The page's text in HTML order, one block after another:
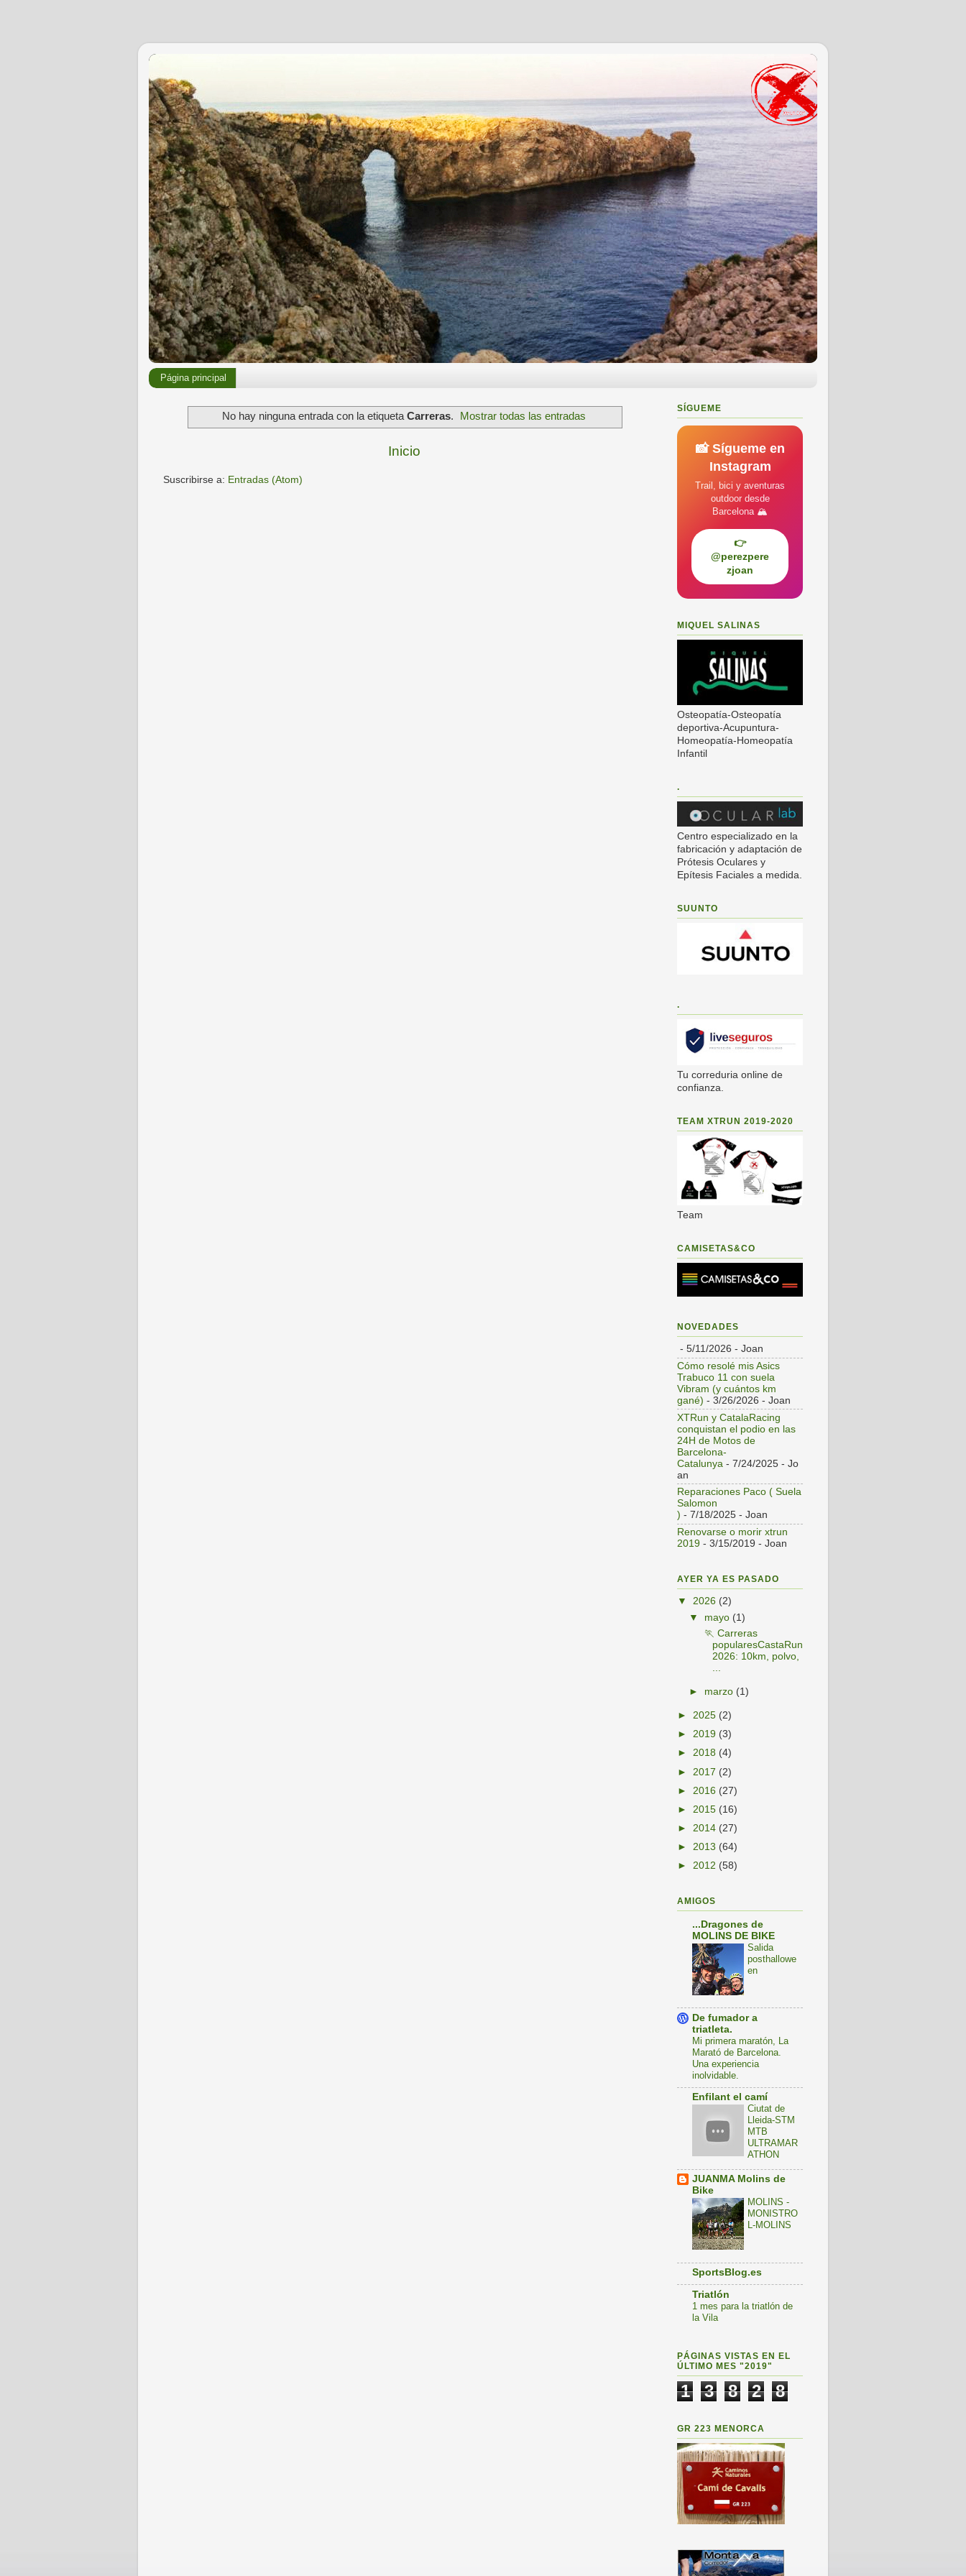
Página principal
No hay ninguna entrada con la etiquetaCarreras. Mostrar todas las entradas
Inicio
Suscribirse a: Entradas (Atom)
SÍGUEME
📸 Sígueme en
Instagram
Trail, bici y aventuras
outdoor desde
Barcelona 🏔️
👉
@perezpere
zjoan
MIQUEL SALINAS
Osteopatía-Osteopatía
deportiva-Acupuntura-
Homeopatía-Homeopatía
Infantil
.
Centro especializado en la
fabricación y adaptación de
Prótesis Oculares y
Epítesis Faciales a medida.
SUUNTO
.
Tu correduria online de
confianza.
TEAM XTRUN 2019-2020
Team
CAMISETAS&CO
NOVEDADES
- 5/11/2026 - Joan
Cómo resolé mis Asics
Trabuco 11 con suela
Vibram (y cuántos km
gané) - 3/26/2026 - Joan
XTRun y CatalaRacing
conquistan el podio en las
24H de Motos de
Barcelona-
Catalunya - 7/24/2025 - Jo
an
Reparaciones Paco ( Suela
Salomon
) - 7/18/2025 - Joan
Renovarse o morir xtrun
2019 - 3/15/2019 - Joan
AYER YA ES PASADO
▼ 2026 (2)
▼ mayo (1)
🏃 Carreras
popularesCastaRun
2026: 10km, polvo,
...
► marzo (1)
► 2025 (2)
► 2019 (3)
► 2018 (4)
► 2017 (2)
► 2016 (27)
► 2015 (16)
► 2014 (27)
► 2013 (64)
► 2012 (58)
AMIGOS
...Dragones de
MOLINS DE BIKE
Salida
posthallowe
en
De fumador a
triatleta.
Mi primera maratón, La
Marató de Barcelona.
Una experiencia
inolvidable.
Enfilant el camí
Ciutat de
Lleida-STM
MTB
ULTRAMAR
ATHON
JUANMA Molins de
Bike
MOLINS -
MONISTRO
L-MOLINS
SportsBlog.es
Triatlón
1 mes para la triatlón de
la Vila
PÁGINAS VISTAS EN EL
ÚLTIMO MES "2019"
1 3 8 2 8
GR 223 MENORCA